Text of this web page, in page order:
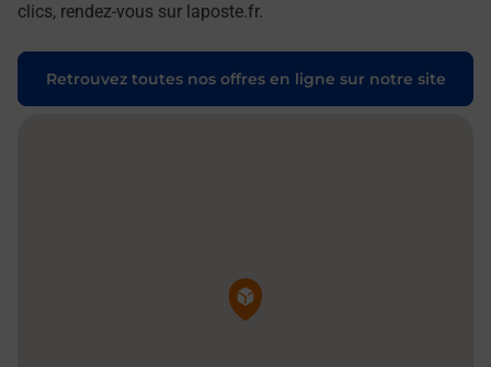
clics, rendez-vous sur laposte.fr.
Retrouvez toutes nos offres en ligne sur notre site
Pin de la carte